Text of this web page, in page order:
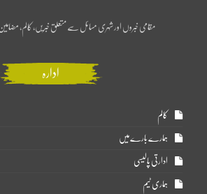
مقامی خبروں اور شہری مسائل سے متعلق خبریں، کالم،
ادارہ
کالم
ہمارے بارے میں
ادارتی پالیسی
ہماری ٹیم